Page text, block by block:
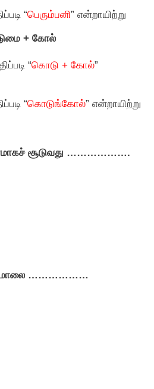
“பெரும்பனி” என்றாயிற்று
+ கோல்
“கொடு + கோல்”
“கொடுங்கோல்” என்றாயிற்று
சூடுவது ……………….
மாலை ………………